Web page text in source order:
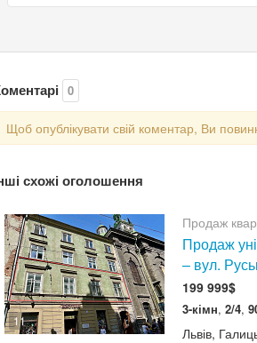
0
Щоб опублікувати свій коментар, Ви
схожі оголошення
11
Продаж
Продаж
– вул.
199 999$
3-кімн, 2/4,
Львів,